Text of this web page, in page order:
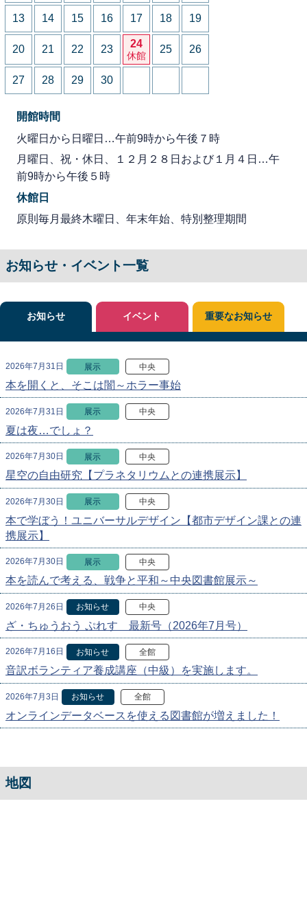
13 14 15 16 17 18 19
20 21 22 23 24
休館
25 26
27 28 29 30
開館時間
火曜日から日曜日…午前9時から午後７時
月曜日、祝・休日、１２月２８日および１月４日…午
前9時から午後５時
休館日
原則毎月最終木曜日、年末年始、特別整理期間
お知らせ・イベント一覧
お知らせ
2026年7月31日 展示 中央
本を開くと、そこは闇～ホラー事始
2026年7月31日 展示 中央
夏は夜…でしょ？
2026年7月30日 展示 中央
星空の自由研究【プラネタリウムとの連携展示】
2026年7月30日 展示 中央
本で学ぼう！ユニバーサルデザイン【都市デザイン課との連
携展示】
2026年7月30日 展示 中央
本を読んで考える、戦争と平和～中央図書館展示～
2026年7月26日 お知らせ 中央
ざ・ちゅうおう ぷれす 最新号（2026年7月号）
2026年7月16日 お知らせ 全館
音訳ボランティア養成講座（中級）を実施します。
2026年7月3日 お知らせ 全館
オンラインデータベースを使える図書館が増えました！
イベント 重要なお知らせ
地図